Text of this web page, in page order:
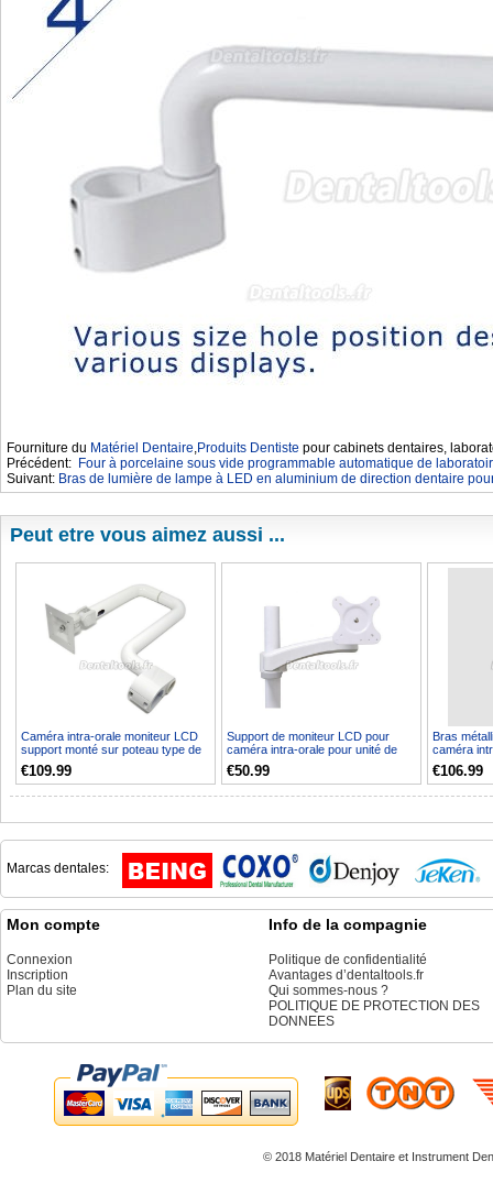
Fourniture du Matériel Dentaire,Produits Dentiste pour cabinets dentaires,
Précédent: Four à porcelaine sous vide programmable automatique de
Suivant: Bras de lumière de lampe à LED en aluminium de direction dentaire
Peut etre vous aimez aussi ...
Caméra intra-orale moniteur LCD
support monté sur poteau type de
bras métallique...
€109.99
Support de moniteur LCD pour
caméra intra-orale pour unité de
fauteuil dentaire
€50.99
Bras
caméra
d'écran de
€106.99
Marcas dentales:
Mon compte
Connexion
Inscription
Plan du site
Info de la compagnie
Politique de confidentialité
Avantages d’dentaltools.fr
Qui sommes-nous ?
POLITIQUE DE PROTECTION DES
DONNEES
© 2018 Matériel Dentaire et Instrument